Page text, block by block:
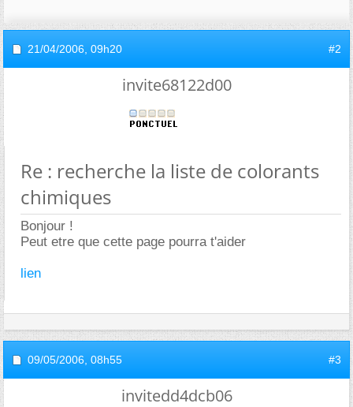
21/04/2006, 09h20 #2
invite68122d00
Re : recherche la liste de colorants
chimiques
Bonjour !
Peut etre que cette page pourra t'aider
lien
09/05/2006, 08h55 #3
invitedd4dcb06